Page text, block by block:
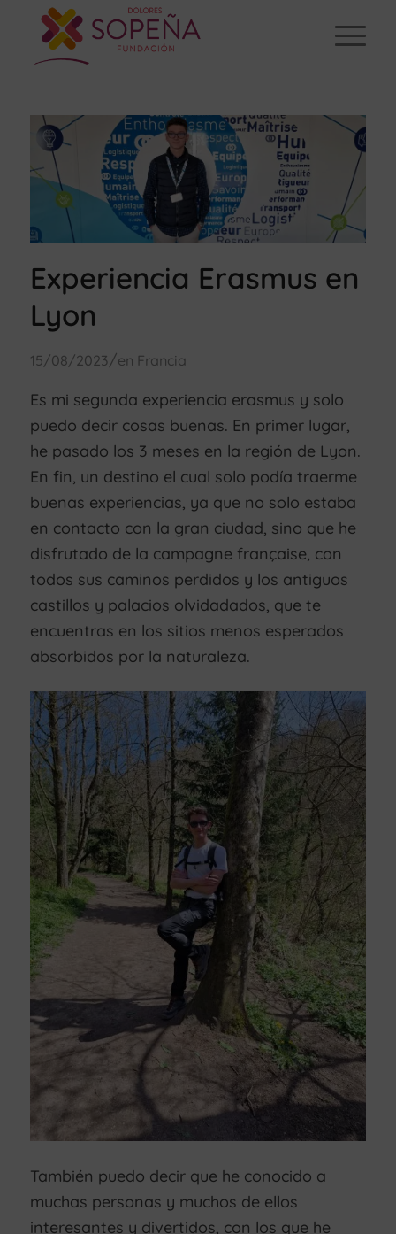
Experiencia Erasmus en
Lyon
15/08/2023 /en Francia
Es mi segunda experiencia erasmus y solo
puedo decir cosas buenas. En primer lugar,
he pasado los 3 meses en la región de Lyon.
En fin, un destino el cual solo podía traerme
buenas experiencias, ya que no solo estaba
en contacto con la gran ciudad, sino que he
disfrutado de la campagne française, con
todos sus caminos perdidos y los antiguos
castillos y palacios olvidadados, que te
encuentras en los sitios menos esperados
absorbidos por la naturaleza.
También puedo decir que he conocido a
muchas personas y muchos de ellos
interesantes y divertidos, con los que he